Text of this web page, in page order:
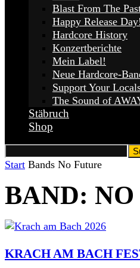
Blast From The
Happy Release Day!
Hardcore History
Konzertberichte
Mein Label!
Neue Hardcore-
Support Your
The Sound of
Stäbruch
Shop
Start Bands No Future
BAND:
KRACH AM BACH